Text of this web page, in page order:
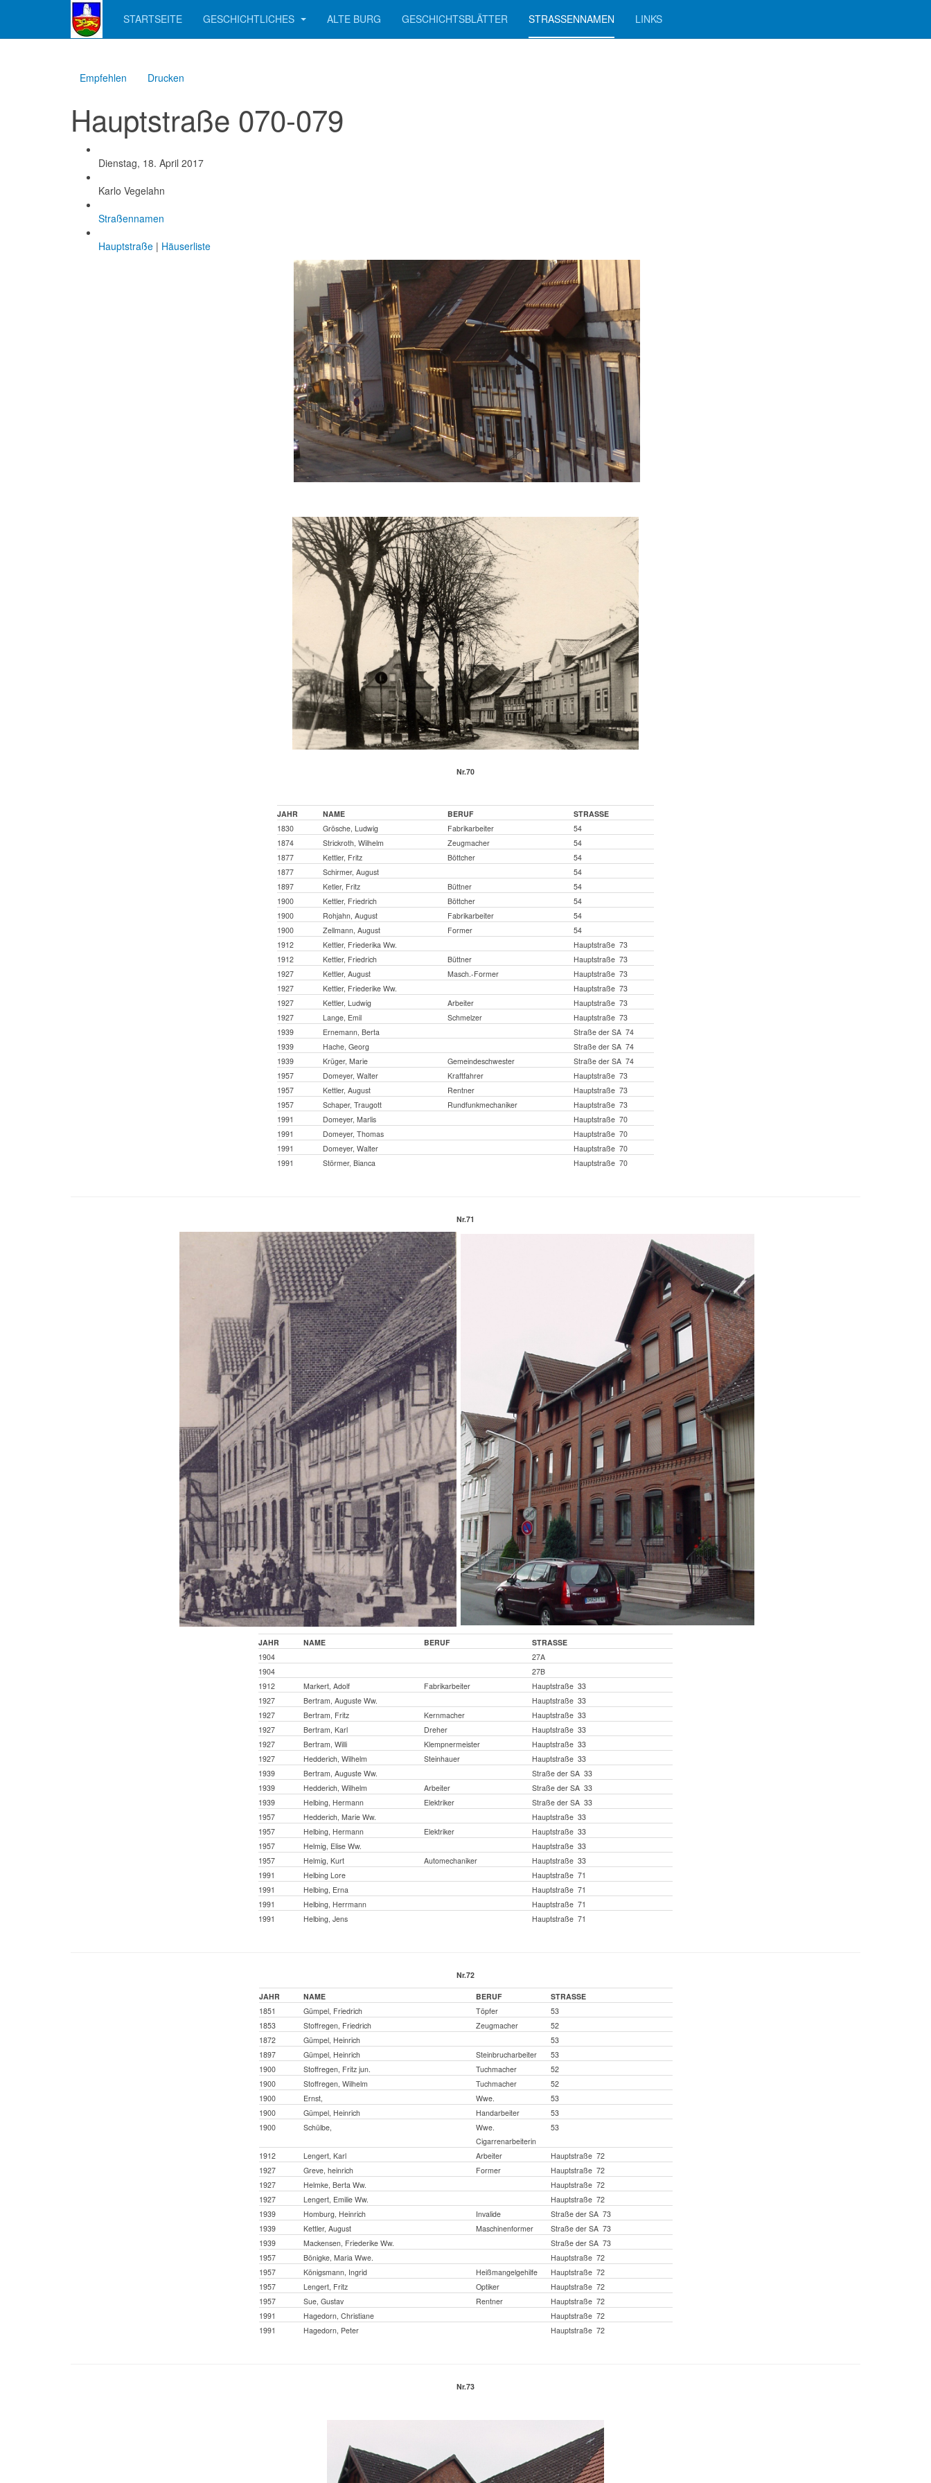
STARTSEITE GESCHICHTLICHES ALTE BURG GESCHICHTSBLÄTTER STRASSENNAMEN LINKS
Empfehlen Drucken
Hauptstraße 070-079
Dienstag, 18. April 2017
Karlo Vegelahn
Straßennamen
Hauptstraße | Häuserliste
Nr.70
JAHR NAME BERUF
STRASSE
1830
Grösche, Ludwig Fabrikarbeiter
54
1874
Strickroth, Wilhelm Zeugmacher
54
1877
Kettler, Fritz Böttcher
54
1877
Schirmer, August
54
1897
Ketler, Fritz Büttner
54
1900
Kettler, Friedrich Böttcher
54
1900
Rohjahn, August Fabrikarbeiter
54
1900
Zellmann, August Former
54
1912
Kettler, Friederika Ww.
Hauptstraße 73
1912
Kettler, Friedrich Büttner
Hauptstraße 73
1927
Kettler, August Masch.-Former
Hauptstraße 73
1927
Kettler, Friederike Ww.
Hauptstraße 73
1927
Kettler, Ludwig Arbeiter
Hauptstraße 73
1927
Lange, Emil Schmelzer
Hauptstraße 73
1939
Ernemann, Berta
Straße der SA 74
1939
Hache, Georg
Straße der SA 74
1939
Krüger, Marie Gemeindeschwester
Straße der SA 74
1957
Domeyer, Walter Kraftfahrer
Hauptstraße 73
1957
Kettler, August Rentner
Hauptstraße 73
1957
Schaper, Traugott Rundfunkmechaniker
Hauptstraße 73
1991
Domeyer, Marlis
Hauptstraße 70
1991
Domeyer, Thomas
Hauptstraße 70
1991
Domeyer, Walter
Hauptstraße 70
1991
Störmer, Bianca Hauptstraße 70
Nr.71
JAHR NAME BERUF
STRASSE
1904
27A
1904
27B
1912
Markert, Adolf Fabrikarbeiter
Hauptstraße 33
1927
Bertram, Auguste Ww.
Hauptstraße 33
1927
Bertram, Fritz Kernmacher
Hauptstraße 33
1927
Bertram, Karl Dreher
Hauptstraße 33
1927
Bertram, Willi Klempnermeister
Hauptstraße 33
1927
Hedderich, Wilhelm Steinhauer
Hauptstraße 33
1939
Bertram, Auguste Ww.
Straße der SA 33
1939
Hedderich, Wilhelm Arbeiter
Straße der SA 33
1939
Helbing, Hermann Elektriker
Straße der SA 33
1957
Hedderich, Marie Ww.
Hauptstraße 33
1957
Helbing, Hermann Elektriker
Hauptstraße 33
1957
Helmig, Elise Ww.
Hauptstraße 33
1957
Helmig, Kurt Automechaniker
Hauptstraße 33
1991
Helbing Lore
Hauptstraße 71
1991
Helbing, Erna
Hauptstraße 71
1991
Helbing, Herrmann
Hauptstraße 71
1991
Helbing, Jens Hauptstraße 71
Nr.72
JAHR NAME BERUF
STRASSE
1851
Gümpel, Friedrich Töpfer
53
1853
Stoffregen, Friedrich Zeugmacher
52
1872
Gümpel, Heinrich
53
1897
Gümpel, Heinrich Steinbrucharbeiter
53
1900
Stoffregen, Fritz jun. Tuchmacher
52
1900
Stoffregen, Wilhelm Tuchmacher
52
1900
Ernst, Wwe.
53
1900
Gümpel, Heinrich Handarbeiter
53
1900
Schülbe,
Wwe.
Cigarrenarbeiterin
53
1912 Lengert, Karl Arbeiter
Hauptstraße 72
1927
Greve, heinrich Former
Hauptstraße 72
1927
Helmke, Berta Ww.
Hauptstraße 72
1927
Lengert, Emilie Ww.
Hauptstraße 72
1939
Homburg, Heinrich Invalide
Straße der SA 73
1939
Kettler, August Maschinenformer
Straße der SA 73
1939
Mackensen, Friederike Ww.
Straße der SA 73
1957
Bönigke, Maria Wwe.
Hauptstraße 72
1957
Königsmann, Ingrid Heißmangelgehilfe
Hauptstraße 72
1957
Lengert, Fritz Optiker
Hauptstraße 72
1957
Sue, Gustav Rentner
Hauptstraße 72
1991
Hagedorn, Christiane
Hauptstraße 72
1991
Hagedorn, Peter Hauptstraße 72
Nr.73